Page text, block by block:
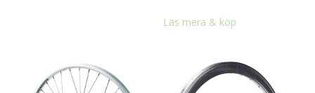
Läs mera & köp